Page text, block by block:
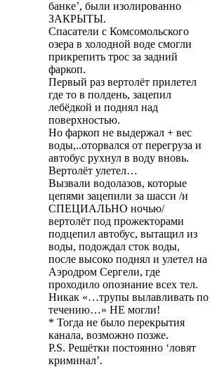
банке’, были изолированно
ЗАКРЫТЫ.
Спасатели с Комсомольского
озера в холодной воде смогли
прикрепить трос за задний
фаркоп.
Первый раз вертолёт прилетел
где то в полдень, зацепил
лебёдкой и поднял над
поверхностью.
Но фаркоп не выдержал + вес
воды,..оторвался от перегруза и
автобус рухнул в воду вновь.
Вертолёт улетел…
Вызвали водолазов, которые
цепями зацепили за шасси /и
СПЕЦИАЛЬНО ночью/
вертолёт под прожекторами
подцепил автобус, вытащил из
воды, подождал сток воды,
после высоко поднял и улетел на
Аэродром Сергели, где
проходило опознание всех тел.
Никак «…трупы вылавливать по
течению…» НЕ могли!
* Тогда не было перекрытия
канала, возможно позже.
P.S. Решётки постоянно ‘ловят
криминал’.